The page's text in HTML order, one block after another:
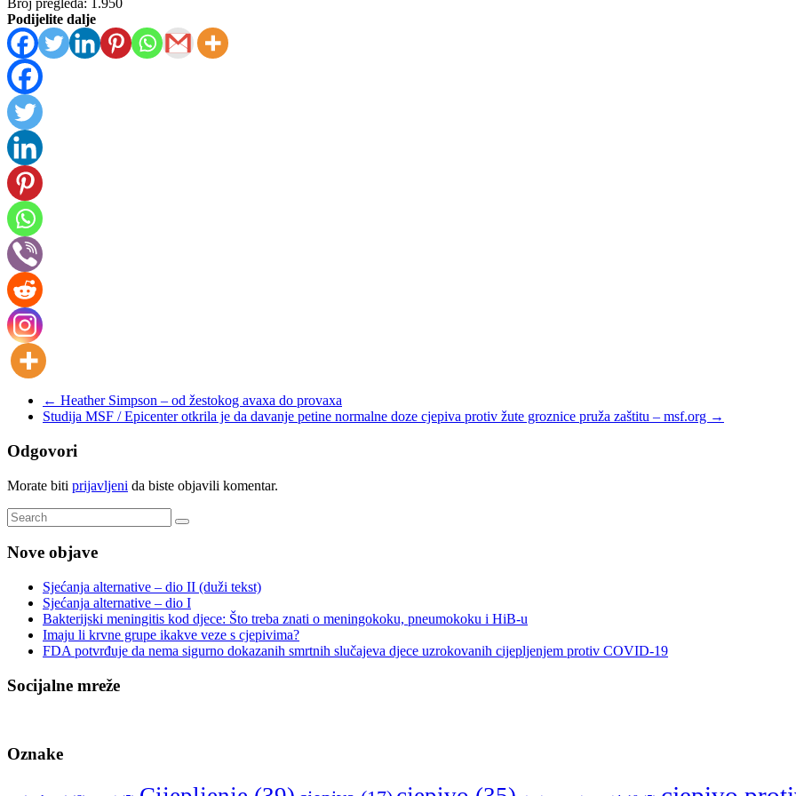
Broj pregleda:
1.950
Podijelite dalje
← Heather Simpson – od žestokog avaxa do provaxa
Studija MSF / Epicenter otkrila je da davanje petine normalne doze cjepiva protiv žute groznice pruža zaštitu – msf.org →
Odgovori
Morate biti prijavljeni da biste objavili komentar.
Nove objave
Sjećanja alternative – dio II (duži tekst)
Sjećanja alternative – dio I
Bakterijski meningitis kod djece: Što treba znati o meningokoku, pneumokoku i HiB-u
Imaju li krvne grupe ikakve veze s cjepivima?
FDA potvrđuje da nema sigurno dokazanih smrtnih slučajeva djece uzrokovanih cijepljenjem protiv COVID-19
Socijalne mreže
Oznake